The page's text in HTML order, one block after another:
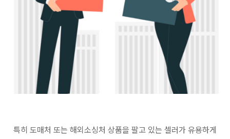
특히 도매처 또는 해외소싱처 상품을 팔고 있는 셀러가 유용하게